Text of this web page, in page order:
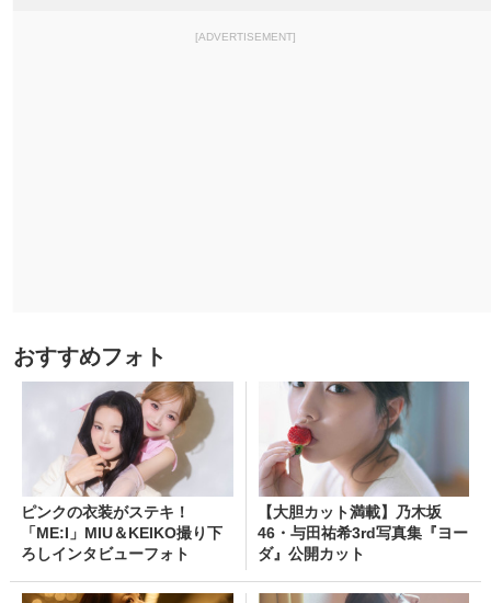
[ADVERTISEMENT]
おすすめフォト
ピンクの衣装がステキ！
「ME:I」MIU＆KEIKO撮り下
ろしインタビューフォト
【大胆カット満載】乃木坂
46・与田祐希3rd写真集『ヨー
ダ』公開カット